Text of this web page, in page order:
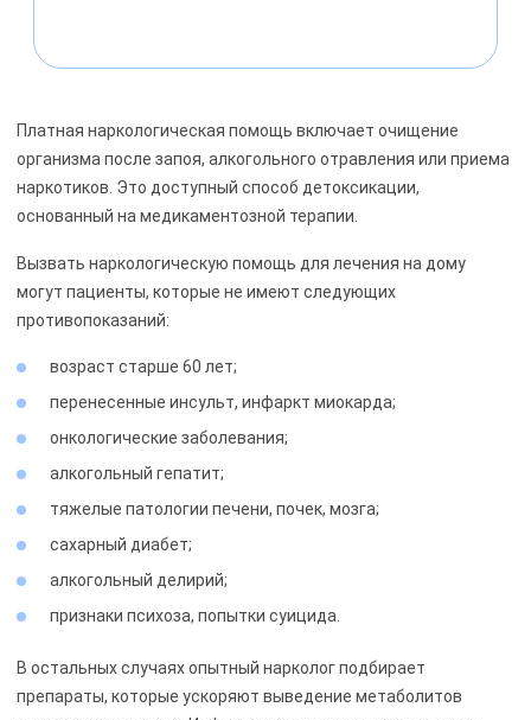
Платная наркологическая помощь включает очищение
организма после запоя, алкогольного отравления или приема
наркотиков. Это доступный способ детоксикации,
основанный на медикаментозной терапии.
Вызвать наркологическую помощь для лечения на дому
могут пациенты, которые не имеют следующих
противопоказаний:
возраст старше 60 лет;
перенесенные инсульт, инфаркт миокарда;
онкологические заболевания;
алкогольный гепатит;
тяжелые патологии печени, почек, мозга;
сахарный диабет;
алкогольный делирий;
признаки психоза, попытки суицида.
В остальных случаях опытный нарколог подбирает
препараты, которые ускоряют выведение метаболитов